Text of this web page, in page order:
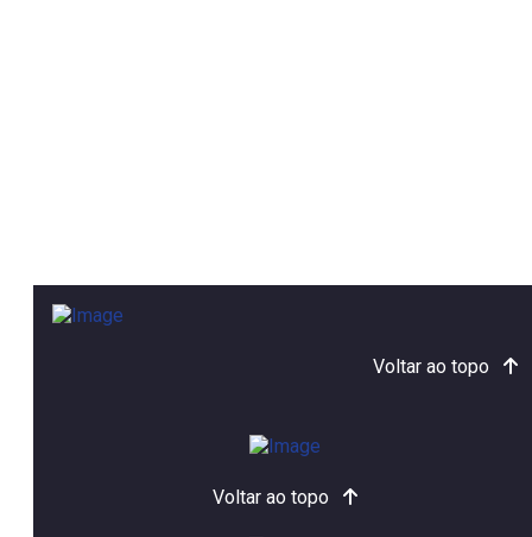
Voltar ao topo
Voltar ao topo